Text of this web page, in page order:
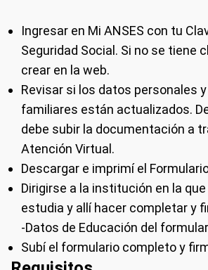
Ingresar en Mi ANSES con tu
Seguridad Social. Si no se tiene
crear en la web.
Revisar si los datos personales
familiares están actualizados.
debe subir la documentación a
Atención Virtual.
Descargar e imprimí el
Dirigirse a la institución en la
estudia y allí hacer completar y
-Datos de Educación del
Subí el formulario completo y